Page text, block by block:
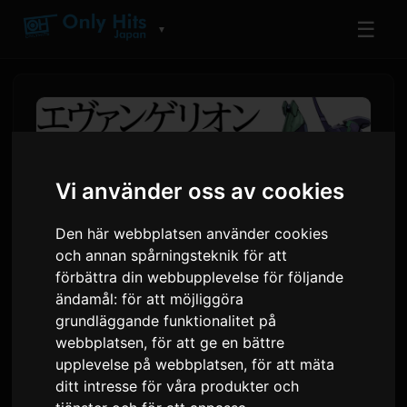
Vi använder oss av cookies
Den här webbplatsen använder cookies
och annan spårningsteknik för att
förbättra din webbupplevelse för följande
ändamål:för att möjliggöra
grundläggande funktionalitet på
webbplatsen,för att ge en bättre
upplevelse på webbplatsen,för att mäta
ditt intresse för våra produkter och
▼ ☰
Evangelion ANIMA Spin-Off-
romanserie Lanserar som
Ljudbok